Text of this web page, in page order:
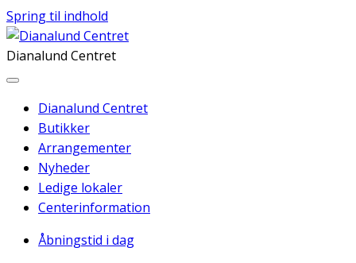
Spring til indhold
Dianalund Centret
Dianalund Centret
Butikker
Arrangementer
Nyheder
Ledige lokaler
Centerinformation
Åbningstid i dag